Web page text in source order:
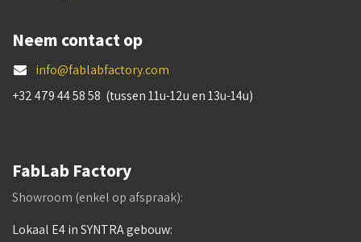
Neem contact op
info@fablabfactory.com
+32 479 44 58 58 (tussen 11u-12u en 13u-14u)
FabLab Factory
Showroom (enkel op afspraak):
Lokaal E4 in SYNTRA gebouw: